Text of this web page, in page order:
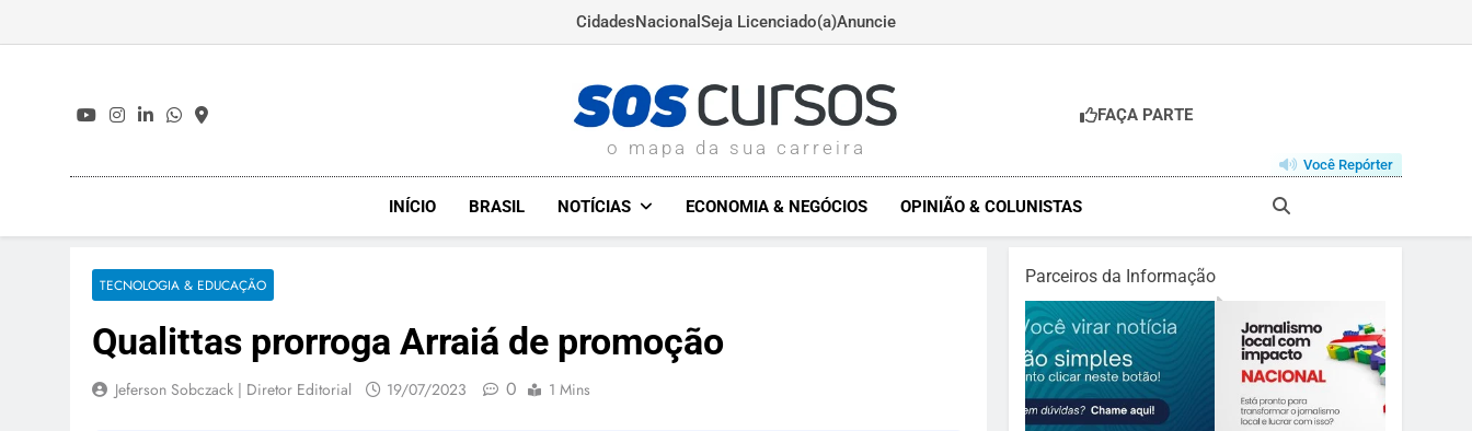
CidadesNacional Seja Licenciado(a)Anuncie
SOSCURSOS.COM.BR
o mapa da sua carreira
FAÇA PARTE
Você Repórter
INÍCIO BRASIL NOTÍCIAS ECONOMIA & NEGÓCIOS OPINIÃO & COLUNISTAS
TECNOLOGIA & EDUCAÇÃO
Qualittas prorroga Arraiá de promoção
Jeferson Sobczack | Diretor Editorial 19/07/2023 0 1 Mins
Parceiros da Informação